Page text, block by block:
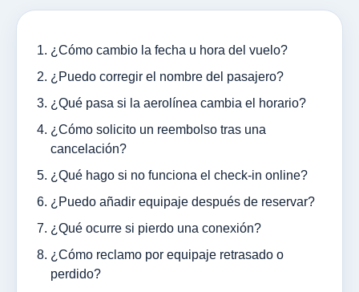
¿Cómo cambio la fecha u hora del vuelo?
¿Puedo corregir el nombre del pasajero?
¿Qué pasa si la aerolínea cambia el horario?
¿Cómo solicito un reembolso tras una
cancelación?
¿Qué hago si no funciona el check-in online?
¿Puedo añadir equipaje después de reservar?
¿Qué ocurre si pierdo una conexión?
¿Cómo reclamo por equipaje retrasado o
perdido?